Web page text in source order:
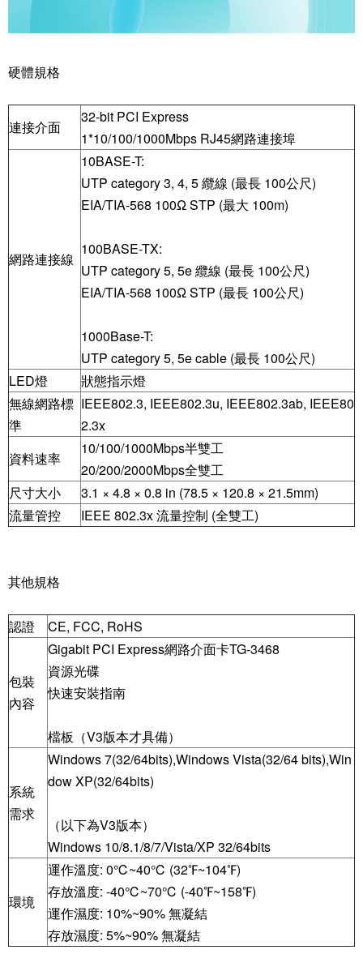
硬體規格
連接介面
32-bit PCI Express
1*10/100/1000Mbps RJ45網路連接埠
網路連接線
10BASE-T:
UTP category 3, 4, 5 纜線 (最長 100公尺)
EIA/TIA-568 100Ω STP (最大 100m)
100BASE-TX:
UTP category 5, 5e 纜線 (最長 100公尺)
EIA/TIA-568 100Ω STP (最長 100公尺)
1000Base-T:
UTP category 5, 5e cable (最長 100公尺)
LED燈
狀態指示燈
無線網路標
準
IEEE802.3, IEEE802.3u, IEEE802.3ab, IEEE80
2.3x
資料速率
10/100/1000Mbps半雙工
20/200/2000Mbps全雙工
尺寸大小
3.1 × 4.8 × 0.8 in (78.5 × 120.8 × 21.5mm)
流量管控
IEEE 802.3x 流量控制 (全雙工)
其他規格
認證 CE, FCC, RoHS
包裝
內容
Gigabit PCI Express網路介面卡TG-3468
資源光碟
快速安裝指南
檔板（V3版本才具備）
系統
需求
Windows 7(32/64bits),Windows Vista(32/64 bits),Win
dow XP(32/64bits)
（以下為V3版本）
Windows 10/8.1/8/7/Vista/XP 32/64bits
環境
運作溫度: 0℃~40℃ (32℉~104℉)
存放溫度: -40℃~70℃ (-40℉~158℉)
運作濕度: 10%~90% 無凝結
存放濕度: 5%~90% 無凝結